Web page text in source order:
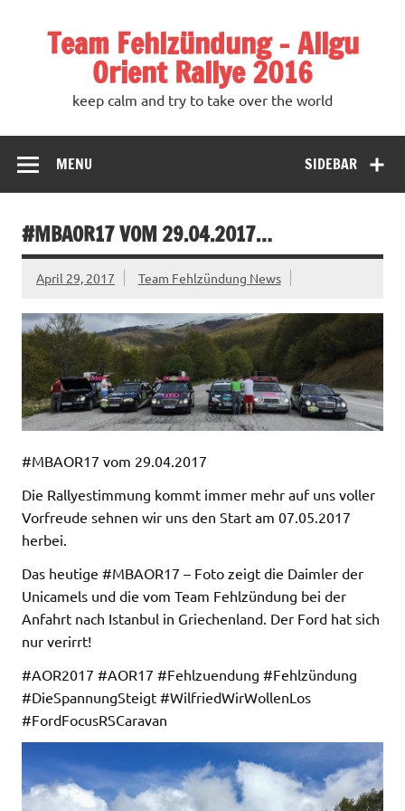
Team Fehlzündung – Allgu
Orient Rallye 2016
keep calm and try to take over the world
SIDEBAR
MENU
#MBAOR17 VOM 29.04.2017…
April 29, 2017 Team Fehlzündung News
#MBAOR17 vom 29.04.2017
Die Rallyestimmung kommt immer mehr auf uns voller
Vorfreude sehnen wir uns den Start am 07.05.2017
herbei.
Das heutige #MBAOR17 – Foto zeigt die Daimler der
Unicamels und die vom Team Fehlzündung bei der
Anfahrt nach Istanbul in Griechenland. Der Ford hat sich
nur verirrt!
#AOR2017 #AOR17 #Fehlzuendung #Fehlzündung
#DieSpannungSteigt #WilfriedWirWollenLos
#FordFocusRSCaravan